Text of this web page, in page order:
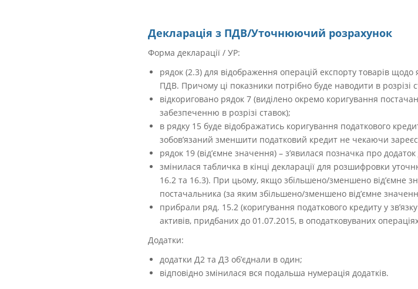
Декларація з ПДВ/Уточнюючий розрахунок
Форма декларації / УР:
рядок (2.3) для відображення операцій експорту товарів
ПДВ. Причому ці показники потрібно буде наводити в розрізі
відкориговано рядок 7 (виділено окремо коригування
забезпеченню в розрізі ставок);
в рядку 15 буде відображатись коригування податкового
зобов’язаний зменшити податковий кредит не чекаючи
рядок 19 (від’ємне значення) – з’явилася позначка про
змінилася табличка в кінці декларації для розшифровки
16.2 та 16.3). При цьому, якщо збільшено/зменшено від’ємне
постачальника (за яким збільшено/зменшено від’ємне
прибрали ряд. 15.2 (коригування податкового кредиту у
активів, придбаних до 01.07.2015, в оподатковуваних
Додатки:
додатки Д2 та Д3 об’єднали в один;
відповідно змінилася вся подальша нумерація додатків.